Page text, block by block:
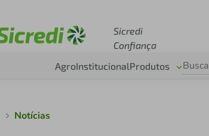
Sicredi
Confiança
AgroInstitucionalProdutos
Notícias